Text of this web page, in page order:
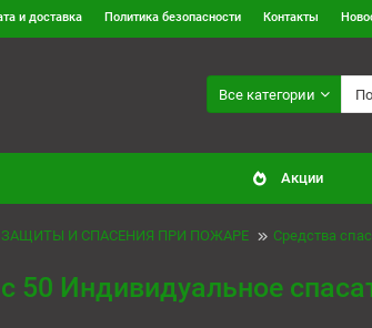
и доставка Политика безопасности Контакты
Все категории
Акции
ЗАЩИТЫ И СПАСЕНИЯ ПРИ ПОЖАРЕ Средства
50 Индивидуальное